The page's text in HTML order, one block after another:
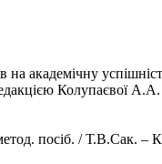
академічну
Колупаєвої
метод. посіб. / Т.В.Сак.